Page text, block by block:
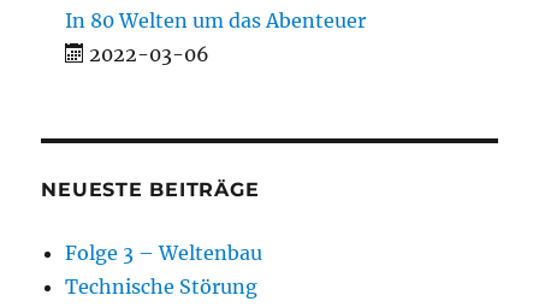
In 80 Welten um das Abenteuer
2022-03-06
NEUESTE BEITRÄGE
Folge 3 – Weltenbau
Technische Störung